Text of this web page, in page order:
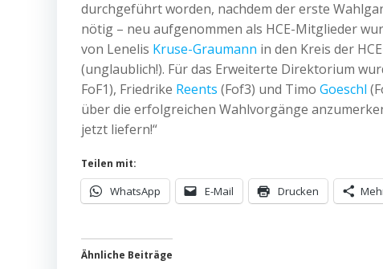
durchgeführt worden, nachdem der erste
nötig – neu aufgenommen als HCE-Mitglieder
von Lenelis Kruse-Graumann in den Kreis der
(unglaublich!). Für das Erweiterte Direktorium
FoF1), Friedrike Reents (Fof3) und Timo Goeschl
über die erfolgreichen Wahlvorgänge
jetzt liefern!“
Teilen mit:
WhatsApp E-Mail Drucken
Ähnliche Beiträge